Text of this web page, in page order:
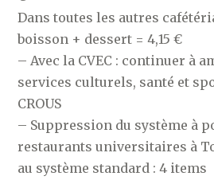
Dans toutes les autres
boisson + dessert = 4,15 €
– Avec la CVEC : continuer à
services culturels, santé et
CROUS
– Suppression du système à
restaurants universitaires à
au système standard : 4 items